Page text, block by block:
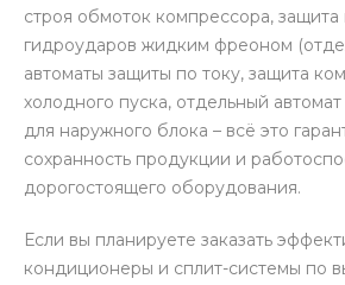
строя обмоток компрессора,
гидроударов жидким фреоном
автоматы защиты по току, защита
холодного пуска, отдельный
для наружного блока – всё это
сохранность продукции и
дорогостоящего оборудования.
Если вы планируете заказать
кондиционеры и сплит-системы по